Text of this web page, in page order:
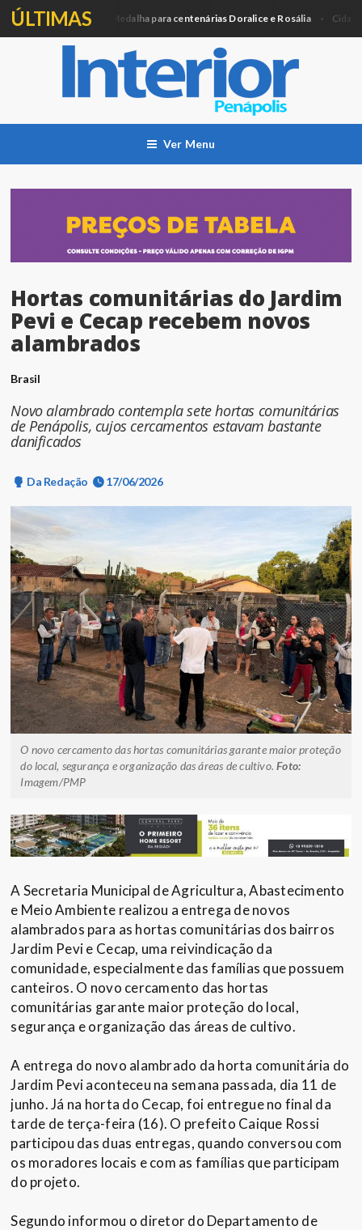
ÚLTIMAS
Câmara entregará Medalha para centenárias Doralice e Rosália Cidade
Ver Menu
Hortas comunitárias do Jardim
Pevi e Cecap recebem novos
alambrados
Brasil
Novo alambrado contempla sete hortas comunitárias
de Penápolis, cujos cercamentos estavam bastante
danificados
Da Redação 17/06/2026
O novo cercamento das hortas comunitárias garante maior proteção
do local, segurança e organização das áreas de cultivo.Foto:
Imagem/PMP
A Secretaria Municipal de Agricultura, Abastecimento
e Meio Ambiente realizou a entrega de novos
alambrados para as hortas comunitárias dos bairros
Jardim Pevi e Cecap, uma reivindicação da
comunidade, especialmente das famílias que possuem
canteiros. O novo cercamento das hortas
comunitárias garante maior proteção do local,
segurança e organização das áreas de cultivo.
A entrega do novo alambrado da horta comunitária do
Jardim Pevi aconteceu na semana passada, dia 11 de
junho. Já na horta do Cecap, foi entregue no final da
tarde de terça-feira (16). O prefeito Caique Rossi
participou das duas entregas, quando conversou com
os moradores locais e com as famílias que participam
do projeto.
Segundo informou o diretor do Departamento de